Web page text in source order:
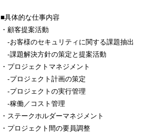
■具体的な仕事内容
・顧客提案活動
-お客様のセキュリティに関する課題抽出
-課題解決方針の策定と提案活動
・プロジェクトマネジメント
-プロジェクト計画の策定
-プロジェクトの実行管理
-稼働／コスト管理
・ステークホルダーマネジメント
・プロジェクト間の要員調整